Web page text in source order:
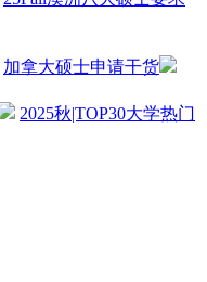
加拿大硕士申请干货
2025秋|TOP30大学热门